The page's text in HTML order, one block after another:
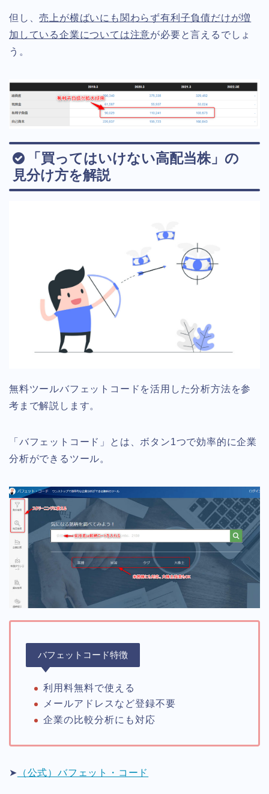
但し、売上が横ばいにも関わらず有利子負債だけが増
加している企業については注意が必要と言えるでしょ
う。
「買ってはいけない高配当株」の
見分け方を解説
無料ツールバフェットコードを活用した分析方法を参
考まで解説します。
「バフェットコード」とは、ボタン1つで効率的に企業
分析ができるツール。
バフェットコード特徴
利用料無料で使える
メールアドレスなど登録不要
企業の比較分析にも対応
➤ （公式）バフェット・コード